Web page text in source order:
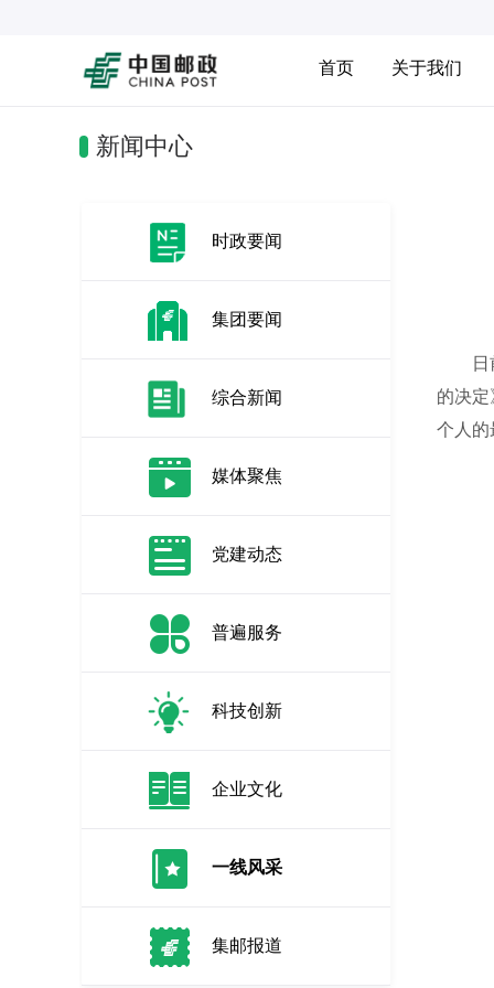
首页 关于我们
新闻中心
时政要闻
集团要闻
综合新闻
媒体聚焦
党建动态
普遍服务
科技创新
企业文化
一线风采
集邮报道
日前
的决
个人的